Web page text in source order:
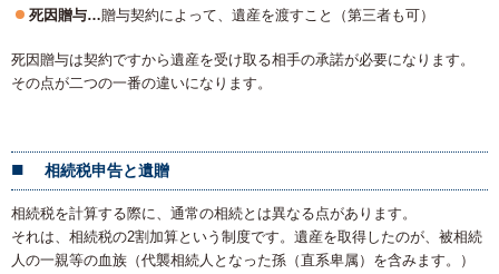
死因贈与…贈与契約によって、遺産を渡すこと（第三者も可）
死因贈与は契約ですから遺産を受け取る相手の承諾が必要になります。
その点が二つの一番の違いになります。
相続税申告と遺贈
相続税を計算する際に、通常の相続とは異なる点があります。
それは、相続税の2割加算という制度です。遺産を取得したのが、被相続
人の一親等の血族（代襲相続人となった孫（直系卑属）を含みます。）